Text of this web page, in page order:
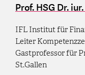
Prof. HSG Dr.
IFL Institut für
Leiter
Gastprofessor für
St.Gallen